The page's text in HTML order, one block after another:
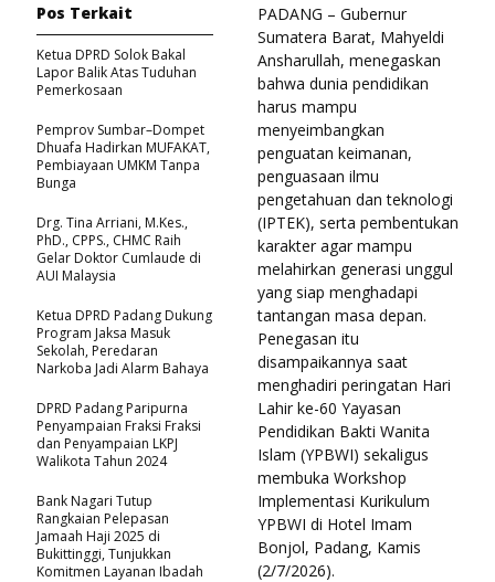
PADANG – Gubernur
Sumatera Barat, Mahyeldi
Ansharullah, menegaskan
bahwa dunia pendidikan
harus mampu
menyeimbangkan
penguatan keimanan,
penguasaan ilmu
pengetahuan dan teknologi
(IPTEK), serta pembentukan
karakter agar mampu
melahirkan generasi unggul
yang siap menghadapi
tantangan masa depan.
Penegasan itu
disampaikannya saat
menghadiri peringatan Hari
Lahir ke-60 Yayasan
Pendidikan Bakti Wanita
Islam (YPBWI) sekaligus
membuka Workshop
Implementasi Kurikulum
YPBWI di Hotel Imam
Bonjol, Padang, Kamis
(2/7/2026).
Pos Terkait
Ketua DPRD Solok Bakal
Lapor Balik Atas Tuduhan
Pemerkosaan
Pemprov Sumbar–Dompet
Dhuafa Hadirkan MUFAKAT,
Pembiayaan UMKM Tanpa
Bunga
Drg. Tina Arriani, M.Kes.,
PhD., CPPS., CHMC Raih
Gelar Doktor Cumlaude di
AUI Malaysia
Ketua DPRD Padang Dukung
Program Jaksa Masuk
Sekolah, Peredaran
Narkoba Jadi Alarm Bahaya
DPRD Padang Paripurna
Penyampaian Fraksi Fraksi
dan Penyampaian LKPJ
Walikota Tahun 2024
Bank Nagari Tutup
Rangkaian Pelepasan
Jamaah Haji 2025 di
Bukittinggi, Tunjukkan
Komitmen Layanan Ibadah